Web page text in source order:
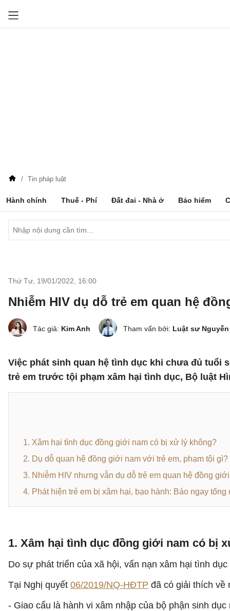
Tin pháp luật
Hành chính Thuế - Phí Đất đai - Nhà ở Bảo hiểm
Thứ Tư, 19/01/2022 16:00
Nhiễm HIV dụ dỗ trẻ em quan hệ
Tác giả: Kim Anh Tham vấn bởi: Luật sư
Việc phát sinh quan hệ tình dục khi chưa đủ tuổi
trẻ em trước tội phạm xâm hại tình dục, Bộ luật
1. Xâm hại tình dục đồng giới nam có bị xử lý không?
2. Dụ dỗ quan hệ đồng giới nam với trẻ em, phạm tội gì?
3. Nhiễm HIV nhưng vẫn dụ dỗ trẻ em quan hệ đồng
4. Phát hiện trẻ em bị xâm hại, bạo hành: Báo ngay tổng
1. Xâm hại tình dục đồng giới nam có bị
Do sự phát triển của xã hội, vấn nạn xâm hại tình
Tại Nghị quyết 06/2019/NQ-HĐTP đã có giải thích về
- Giao cấu là hành vi xâm nhập của bộ phận sinh